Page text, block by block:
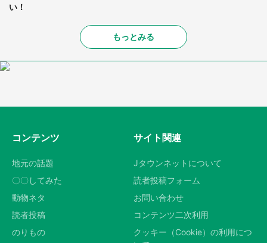
い！
もっとみる
コンテンツ
地元の話題
〇〇してみた
動物ネタ
読者投稿
のりもの
サイト関連
Jタウンネットについて
読者投稿フォーム
お問い合わせ
コンテンツ二次利用
クッキー（Cookie）の利用につ